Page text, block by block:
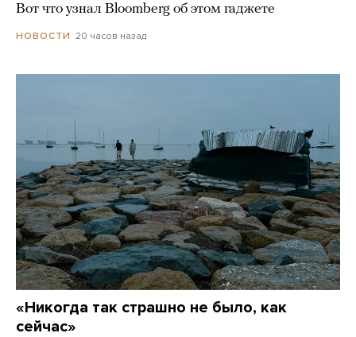
Вот что узнал Bloomberg об этом гаджете
НОВОСТИ 20 часов назад
«Никогда так страшно не было, как
сейчас»